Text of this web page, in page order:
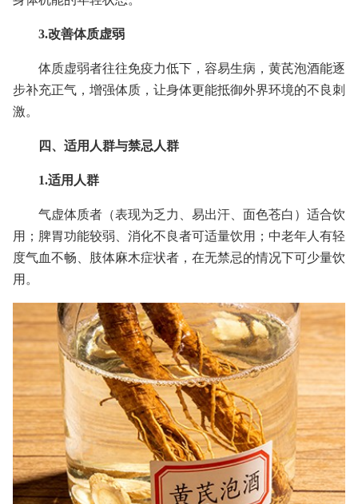
3.改善体质虚弱
体质虚弱者往往免疫力低下，容易生病，黄芪泡酒能逐
步补充正气，增强体质，让身体更能抵御外界环境的不良刺
激。
四、适用人群与禁忌人群
1.适用人群
气虚体质者（表现为乏力、易出汗、面色苍白）适合饮
用；脾胃功能较弱、消化不良者可适量饮用；中老年人有轻
度气血不畅、肢体麻木症状者，在无禁忌的情况下可少量饮
用。